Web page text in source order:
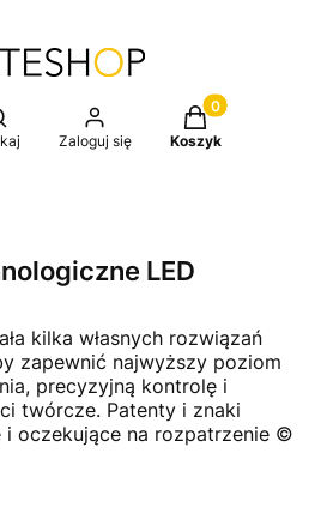
wyszukiwarkę
Zaloguj się
Produkty w
Koszyk
LED
kilka własnych rozwiązań
zapewnić najwyższy poziom
precyzyjną kontrolę i
twórcze. Patenty i znaki
oczekujące na rozpatrzenie ©